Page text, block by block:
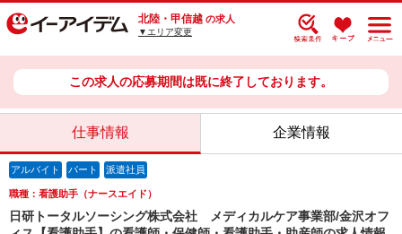
北陸・甲信越 の求人
▼エリア変更
この求人の応募期間は既に終了しております。
仕事情報 企業情報
アルバイト パート 派遣社員
職種：看護助手（ナースエイド）
日研トータルソーシング株式会社 メディカルケア事業部/金沢オフ